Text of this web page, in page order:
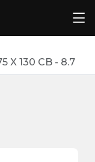
X 130 CB - 8.7